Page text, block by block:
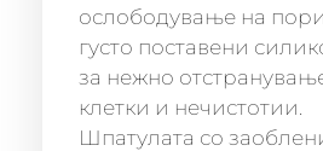
ослободување на
густо поставени
за нежно
клетки и нечистотии.
Шпатулата со